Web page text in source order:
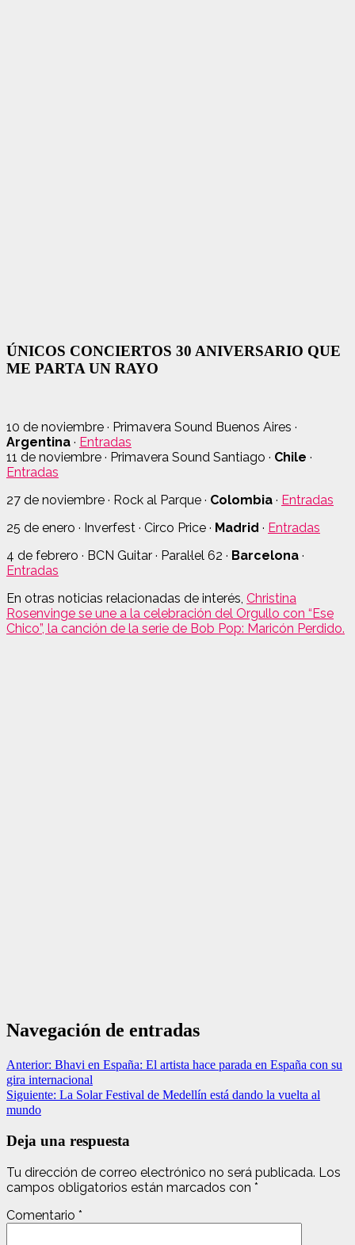
ÚNICOS CONCIERTOS 30 ANIVERSARIO QUE
ME PARTA UN RAYO
10 de noviembre · Primavera Sound Buenos Aires ·
Argentina · Entradas
11 de noviembre · Primavera Sound Santiago · Chile ·
Entradas
27 de noviembre · Rock al Parque · Colombia · Entradas
25 de enero · Inverfest · Circo Price · Madrid · Entradas
4 de febrero · BCN Guitar · Paral·lel 62 · Barcelona ·
Entradas
En otras noticias relacionadas de interés, Christina
Rosenvinge se une a la celebración del Orgullo con “Ese
Chico”, la canción de la serie de Bob Pop: Maricón Perdido.
Navegación de entradas
Anterior: Bhavi en España: El artista hace parada en España con su
gira internacional
Siguiente: La Solar Festival de Medellín está dando la vuelta al
mundo
Deja una respuesta
Tu dirección de correo electrónico no será publicada. Los
campos obligatorios están marcados con *
Comentario *